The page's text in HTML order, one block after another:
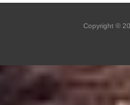
Copyright ©